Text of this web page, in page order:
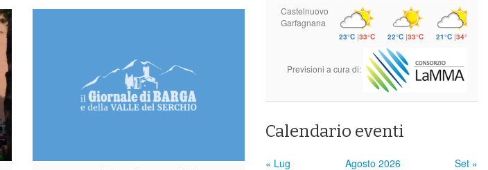
Castelnuovo
Garfagnana
23°C |33°C 22°C |33°C 21°C |34°C
Previsioni a cura di:
Calendario eventi
« Lug Agosto 2026
Set »